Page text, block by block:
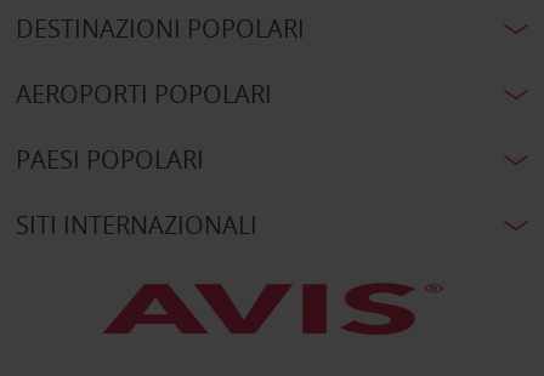
DESTINAZIONI POPOLARI
AEROPORTI POPOLARI
PAESI POPOLARI
SITI INTERNAZIONALI